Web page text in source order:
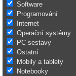
Software
Programování
Internet
Operační systémy
PC sestavy
Ostatní
Mobily a tablety
Notebooky